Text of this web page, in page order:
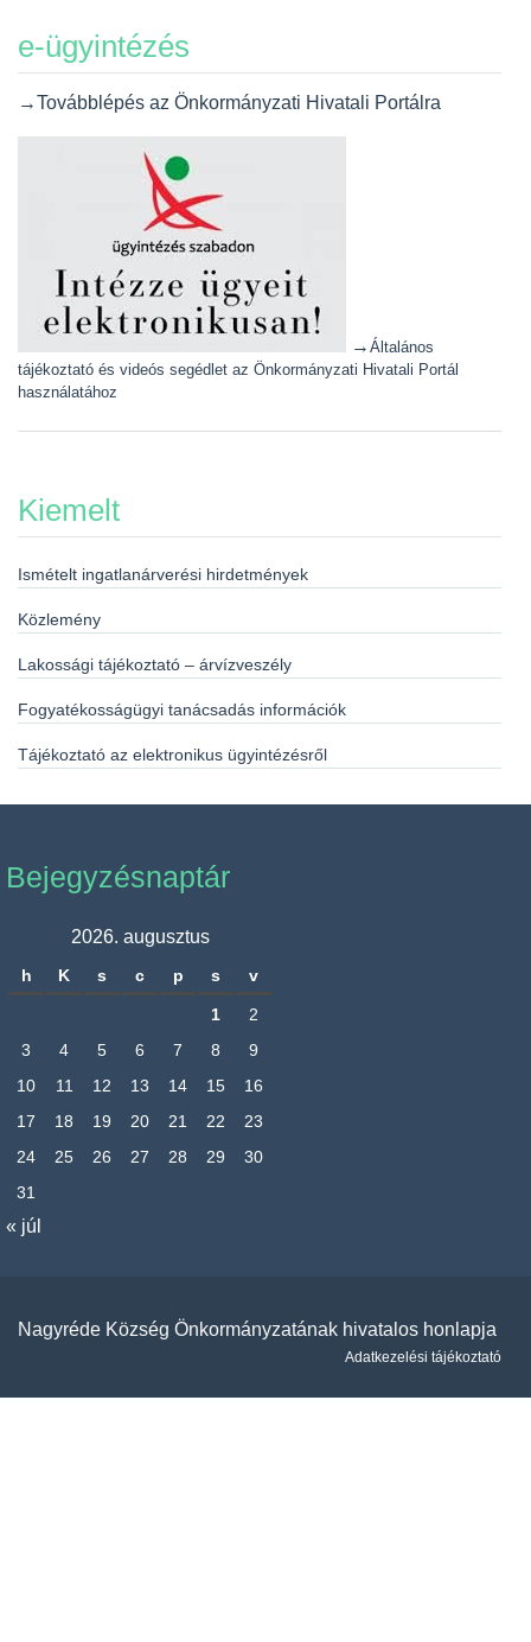
e-ügyintézés
→Továbblépés az Önkormányzati Hivatali Portálra
→ Általános
tájékoztató és videós segédlet az Önkormányzati Hivatali Portál
használatához
Kiemelt
Ismételt ingatlanárverési hirdetmények
Közlemény
Lakossági tájékoztató – árvízveszély
Fogyatékosságügyi tanácsadás információk
Tájékoztató az elektronikus ügyintézésről
Bejegyzésnaptár
2026. augusztus
h K s c p s v
1
2
3
4 5 6 7 8
9
10
11 12 13 14 15
16
17
18 19 20 21 22
23
24
25 26 27 28 29
30
31
« júl
Nagyréde Község Önkormányzatának hivatalos honlapja
Adatkezelési tájékoztató